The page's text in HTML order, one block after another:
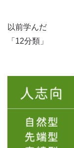
以前学んだ
「12分類」